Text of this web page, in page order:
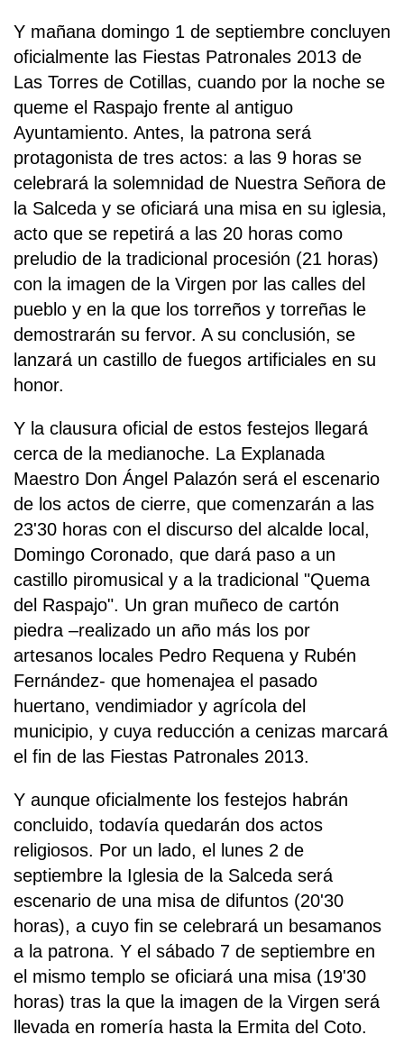
Y mañana domingo 1 de septiembre concluyen
oficialmente las Fiestas Patronales 2013 de
Las Torres de Cotillas, cuando por la noche se
queme el Raspajo frente al antiguo
Ayuntamiento. Antes, la patrona será
protagonista de tres actos: a las 9 horas se
celebrará la solemnidad de Nuestra Señora de
la Salceda y se oficiará una misa en su iglesia,
acto que se repetirá a las 20 horas como
preludio de la tradicional procesión (21 horas)
con la imagen de la Virgen por las calles del
pueblo y en la que los torreños y torreñas le
demostrarán su fervor. A su conclusión, se
lanzará un castillo de fuegos artificiales en su
honor.
Y la clausura oficial de estos festejos llegará
cerca de la medianoche. La Explanada
Maestro Don Ángel Palazón será el escenario
de los actos de cierre, que comenzarán a las
23'30 horas con el discurso del alcalde local,
Domingo Coronado, que dará paso a un
castillo piromusical y a la tradicional "Quema
del Raspajo". Un gran muñeco de cartón
piedra –realizado un año más los por
artesanos locales Pedro Requena y Rubén
Fernández- que homenajea el pasado
huertano, vendimiador y agrícola del
municipio, y cuya reducción a cenizas marcará
el fin de las Fiestas Patronales 2013.
Y aunque oficialmente los festejos habrán
concluido, todavía quedarán dos actos
religiosos. Por un lado, el lunes 2 de
septiembre la Iglesia de la Salceda será
escenario de una misa de difuntos (20'30
horas), a cuyo fin se celebrará un besamanos
a la patrona. Y el sábado 7 de septiembre en
el mismo templo se oficiará una misa (19'30
horas) tras la que la imagen de la Virgen será
llevada en romería hasta la Ermita del Coto.